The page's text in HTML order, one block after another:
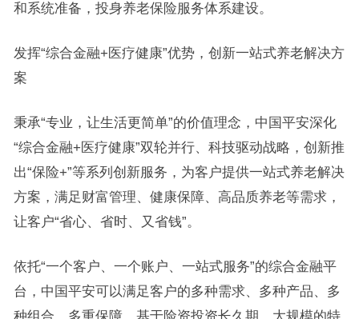
和系统准备，投身养老保险服务体系建设。
发挥“综合金融+医疗健康”优势，创新一站式养老解决方
案
秉承“专业，让生活更简单”的价值理念，中国平安深化
“综合金融+医疗健康”双轮并行、科技驱动战略，创新推
出“保险+”等系列创新服务，为客户提供一站式养老解决
方案，满足财富管理、健康保障、高品质养老等需求，
让客户“省心、省时、又省钱”。
依托“一个客户、一个账户、一站式服务”的综合金融平
台，中国平安可以满足客户的多种需求、多种产品、多
种组合、多重保障。基于险资投资长久期、大规模的特